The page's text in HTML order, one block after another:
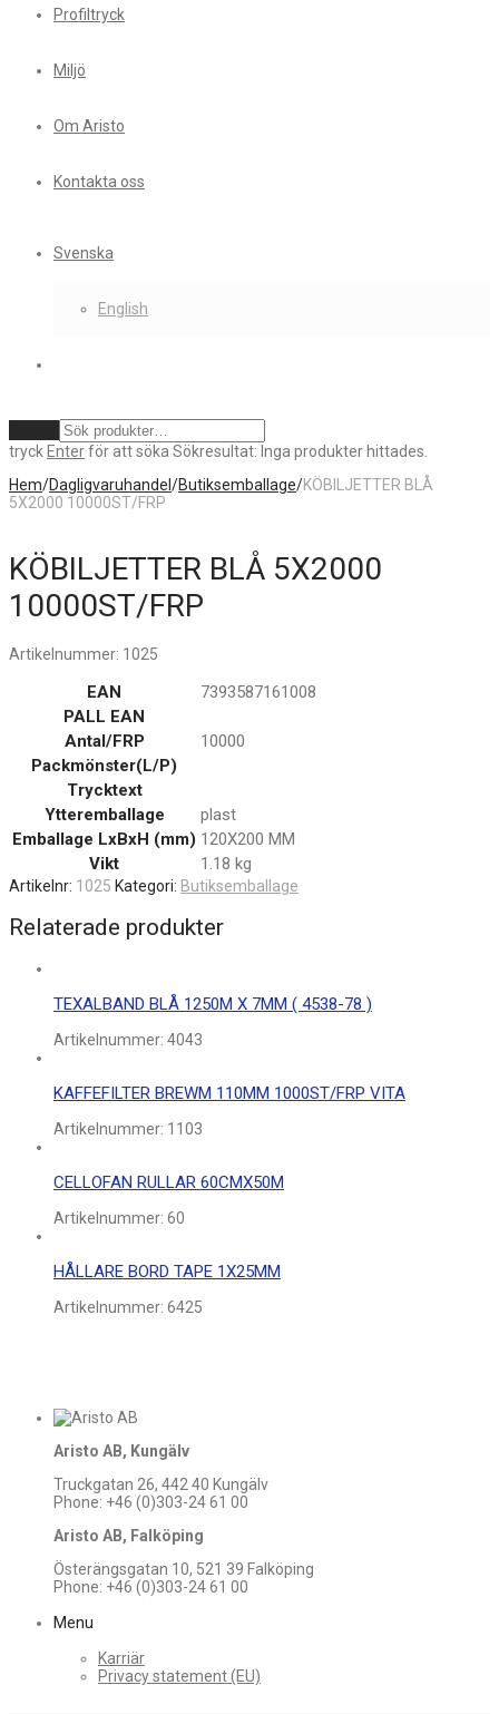
Profiltryck
Miljö
Om Aristo
Kontakta oss
Svenska
English
tryck Enterför att söka Sökresultat: Inga produkter hittades.
Hem/Dagligvaruhandel /Butiksemballage/KÖBILJETTER BLÅ
5X2000 10000ST/FRP
KÖBILJETTER BLÅ 5X2000
10000ST/FRP
Artikelnummer: 1025
EAN
7393587161008
PALL EAN
Antal/FRP
10000
Packmönster(L/P)
Trycktext
Ytteremballage
plast
Emballage LxBxH (mm) 120X200 MM
Vikt
1.18 kg
Artikelnr: 1025 Kategori: Butiksemballage
Relaterade produkter
TEXALBAND BLÅ 1250M X 7MM ( 4538-78 )
Artikelnummer: 4043
KAFFEFILTER BREWM 110MM 1000ST/FRP VITA
Artikelnummer: 1103
CELLOFAN RULLAR 60CMX50M
Artikelnummer: 60
HÅLLARE BORD TAPE 1X25MM
Artikelnummer: 6425
Aristo AB, Kungälv
Truckgatan 26, 442 40 Kungälv
Phone: +46 (0)303-24 61 00
Aristo AB, Falköping
Österängsgatan 10, 521 39 Falköping
Phone: +46 (0)303-24 61 00
Menu
Karriär
Privacy statement (EU)